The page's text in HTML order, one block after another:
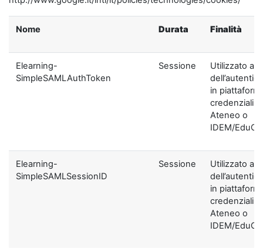
Nome Durata Finalità
Elearning-
SimpleSAMLAuthToken
Sessione
Utilizzato ai
in
credenziali di
Ateneo o
IDEM/
Elearning-
SimpleSAMLSessionID
Sessione
Utilizzato ai
in
credenziali di
Ateneo o
IDEM/